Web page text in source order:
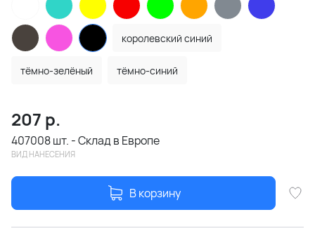
королевский синий
тёмно-зелёный тёмно-синий
207 р.
407008 шт. - Склад в Европе
ВИД НАНЕСЕНИЯ
В корзину